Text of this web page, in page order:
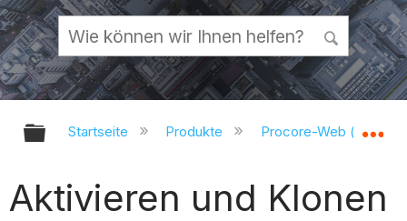
Globale Hierarchie auf- und
Startseite Produkte Procore-Web
Aktivieren und Klonen